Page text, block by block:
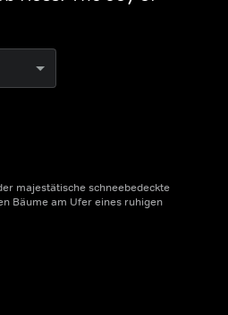
majestätische schneebedeckte
Bäume am Ufer eines ruhigen